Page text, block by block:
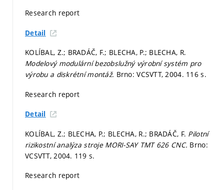
Research report
Detail
KOLÍBAL, Z.; BRADÁČ, F.; BLECHA, P.; BLECHA, R.
Modelový modulární bezobslužný výrobní systém pro
výrobu a diskrétní montáž. Brno: VCSVTT, 2004. 116 s.
Research report
Detail
KOLÍBAL, Z.; BLECHA, P.; BLECHA, R.; BRADÁČ, F. Pilotní
rizikostní analýza stroje MORI-SAY TMT 626 CNC. Brno:
VCSVTT, 2004. 119 s.
Research report